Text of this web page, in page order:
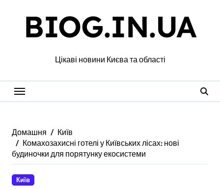
BIOG.IN.UA
Цікаві новини Києва та області
Домашня
Київ
Комахозахисні готелі у Київських лісах: нові
будиночки для порятунку екосистеми
Київ